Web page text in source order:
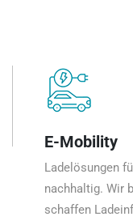
E-Mobility
Ladelösungen
nachhaltig. Wir
schaffen